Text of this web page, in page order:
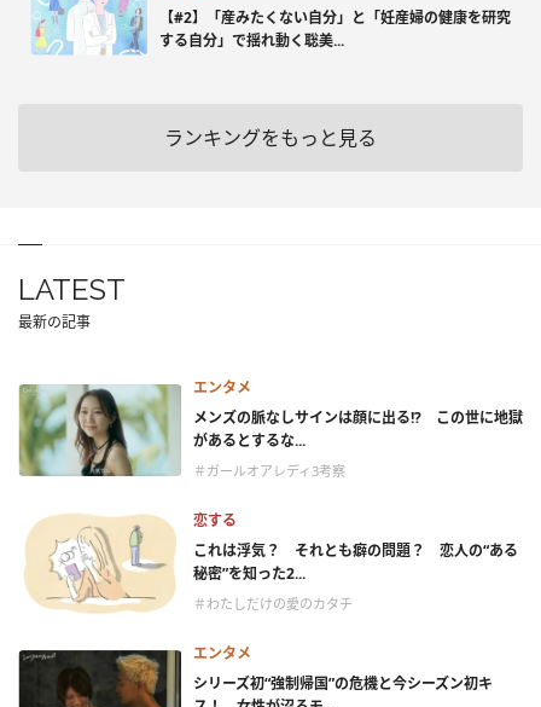
【#2】「産みたくない自分」と「妊産婦の健康を研究
する自分」で揺れ動く聡美...
ランキングをもっと見る
LATEST
最新の記事
エンタメ
メンズの脈なしサインは顔に出る!? この世に地獄
があるとするな...
＃ガールオアレディ3考察
恋する
これは浮気？ それとも癖の問題？ 恋人の“ある
秘密”を知った2...
＃わたしだけの愛のカタチ
エンタメ
シリーズ初“強制帰国”の危機と今シーズン初キ